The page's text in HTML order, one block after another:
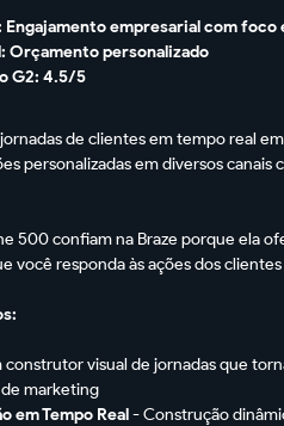
Engajamento empresarial com
Orçamento personalizado
G2: 4.5/5
de clientes em tempo real
personalizadas em diversos
500 confiam na Braze porque ela
você responda às ações dos
construtor visual de jornadas que
marketing
em Tempo Real- Construção